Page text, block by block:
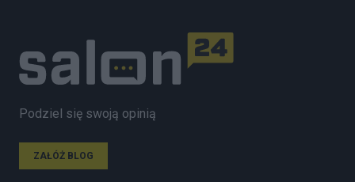
Podziel się swoją opinią
ZAŁÓŻ BLOG